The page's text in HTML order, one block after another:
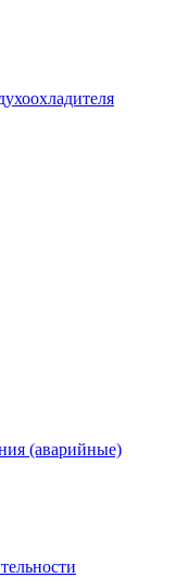
(аварийные)